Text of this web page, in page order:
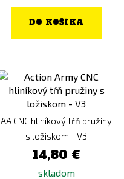
DO KOŠÍKA
AA CNC hliníkový tŕň pružiny
s ložiskom - V3
14,80 €
skladom